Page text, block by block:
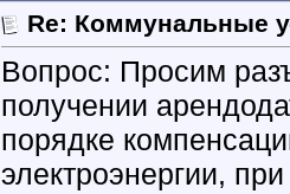
Re: Коммунальные
Вопрос: Просим
получении
порядке
электроэнергии,